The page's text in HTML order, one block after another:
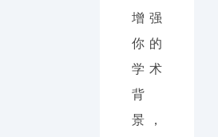
增强
你的
学术
背
景，